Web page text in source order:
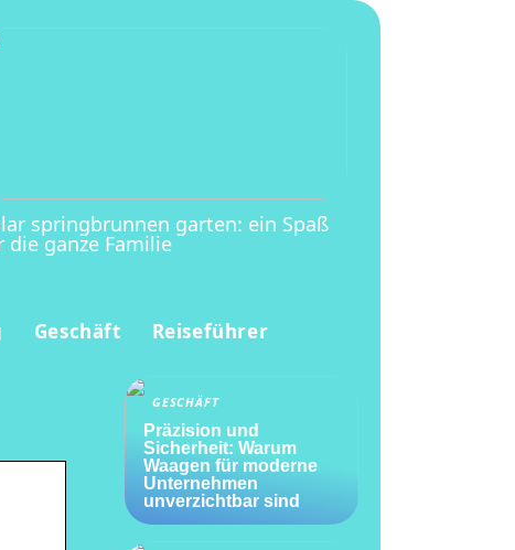
springbrunnen garten: ein Spaß
die ganze Familie
Geschäft Reiseführer
GESCHÄFT
Präzision und
Sicherheit: Warum
Waagen für moderne
Unternehmen
unverzichtbar sind